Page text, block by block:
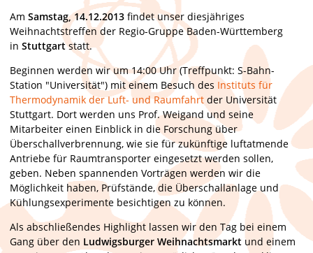
Am Samstag, 14.12.2013 findet unser diesjähriges
Weihnachtstreffen der Regio-Gruppe Baden-Württemberg
in Stuttgartstatt.
Beginnen werden wir um 14:00 Uhr (Treffpunkt: S-Bahn-
Station "Universität") mit einem Besuch des Instituts für
Thermodynamik der Luft- und Raumfahrt der Universität
Stuttgart. Dort werden uns Prof. Weigand und seine
Mitarbeiter einen Einblick in die Forschung über
Überschallverbrennung, wie sie für zukünftige luftatmende
Antriebe für Raumtransporter eingesetzt werden sollen,
geben. Neben spannenden Vorträgen werden wir die
Möglichkeit haben, Prüfstände, die Überschallanlage und
Kühlungsexperimente besichtigen zu können.
Als abschließendes Highlight lassen wir den Tag bei einem
Gang über den Ludwigsburger Weihnachtsmarkt und einem